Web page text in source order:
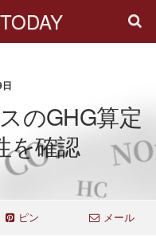
のGHG算定
を確認
ピン メール